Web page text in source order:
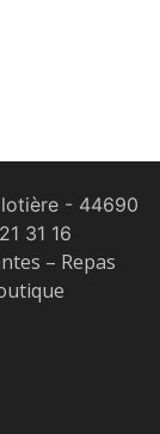
- 44690
31 16
– Repas